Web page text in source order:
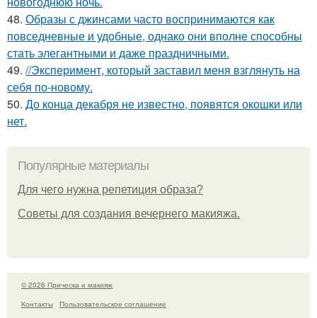
48. Образы с джинсами часто воспринимаются как
повседневные и удобные, однако они вполне способны
стать элегантными и даже праздничными.
49. //Эксперимент, который заставил меня взглянуть на
себя по-новому.
50. До конца декабря не известно, появятся окошки или
нет.
Популярные материалы
Для чего нужна репетиция образа?
Советы для создания вечернего макияжа.
© 2026 Прическа и макияж
Контакты
Пользовательское соглашение